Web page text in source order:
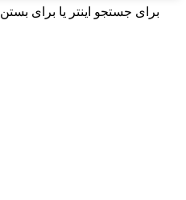
برای جستجو اینتر یا برای بستن